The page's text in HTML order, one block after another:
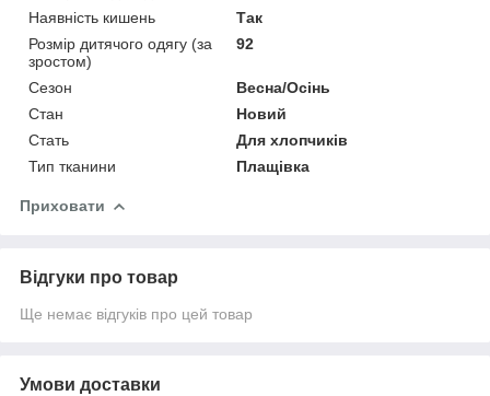
Наявність кишень
Так
Розмір дитячого одягу (за
зростом)
92
Сезон
Весна/Осінь
Стан
Новий
Стать
Для хлопчиків
Тип тканини
Плащівка
Приховати
Відгуки про товар
Ще немає відгуків про цей товар
Умови доставки